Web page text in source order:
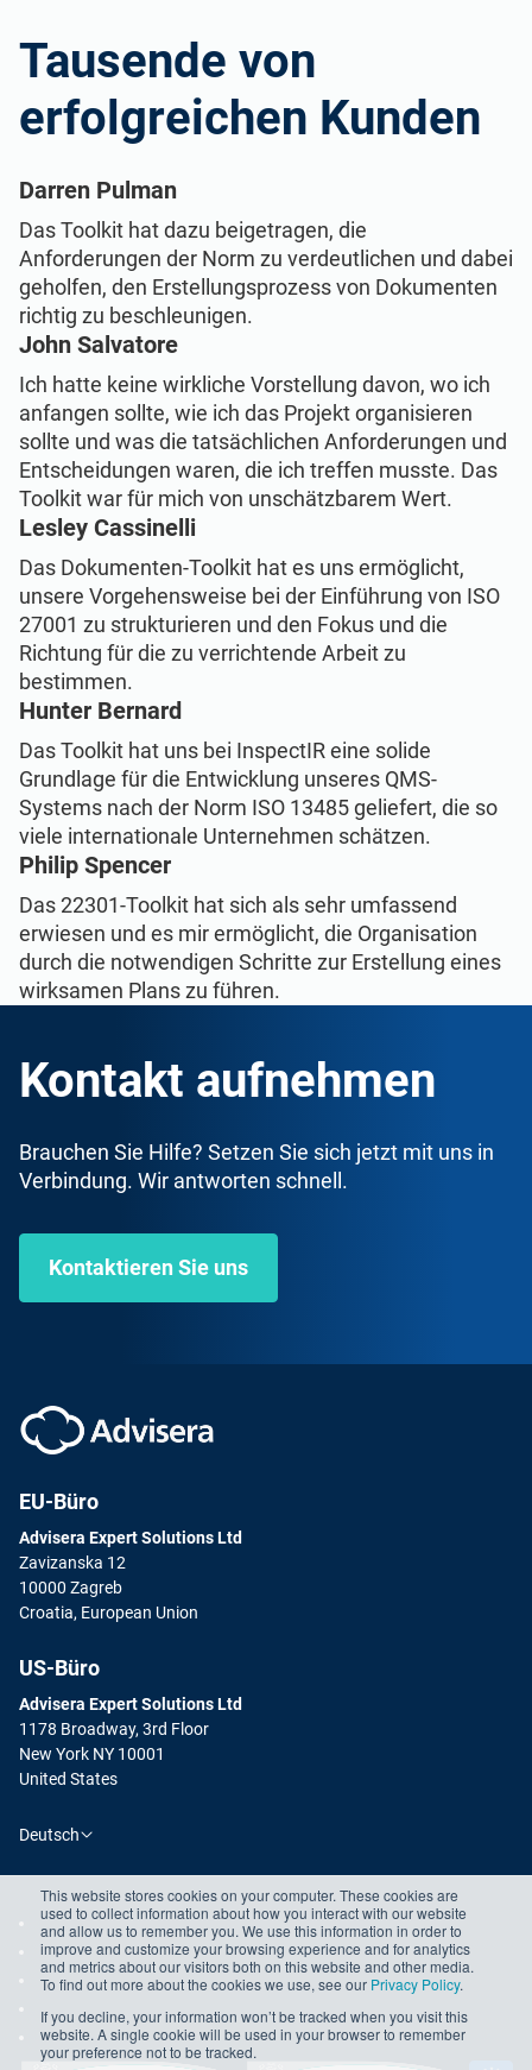
This website stores cookies on your computer. These cookies are
used to collect information about how you interact with our website
and allow us to remember you. We use this information in order to
improve and customize your browsing experience and for analytics
and metrics about our visitors both on this website and other media.
To find out more about the cookies we use, see our Privacy Policy.
If you decline, your information won’t be tracked when you visit this
website. A single cookie will be used in your browser to remember
your preference not to be tracked.
Tausende von
erfolgreichen Kunden
Darren Pulman
Das Toolkit hat dazu beigetragen, die
Anforderungen der Norm zu verdeutlichen und dabei
geholfen, den Erstellungsprozess von Dokumenten
richtig zu beschleunigen.
John Salvatore
Ich hatte keine wirkliche Vorstellung davon, wo ich
anfangen sollte, wie ich das Projekt organisieren
sollte und was die tatsächlichen Anforderungen und
Entscheidungen waren, die ich treffen musste. Das
Toolkit war für mich von unschätzbarem Wert.
Lesley Cassinelli
Das Dokumenten-Toolkit hat es uns ermöglicht,
unsere Vorgehensweise bei der Einführung von ISO
27001 zu strukturieren und den Fokus und die
Richtung für die zu verrichtende Arbeit zu
bestimmen.
Hunter Bernard
Das Toolkit hat uns bei InspectIR eine solide
Grundlage für die Entwicklung unseres QMS-
Systems nach der Norm ISO 13485 geliefert, die so
viele internationale Unternehmen schätzen.
Philip Spencer
Das 22301-Toolkit hat sich als sehr umfassend
erwiesen und es mir ermöglicht, die Organisation
durch die notwendigen Schritte zur Erstellung eines
wirksamen Plans zu führen.
Kontakt aufnehmen
Brauchen Sie Hilfe? Setzen Sie sich jetzt mit uns in
Verbindung. Wir antworten schnell.
Kontaktieren Sie uns
EU-Büro
Advisera Expert Solutions Ltd
Zavizanska 12
10000 Zagreb
Croatia, European Union
US-Büro
Advisera Expert Solutions Ltd
1178 Broadway, 3rd Floor
New York NY 10001
United States
Deutsch